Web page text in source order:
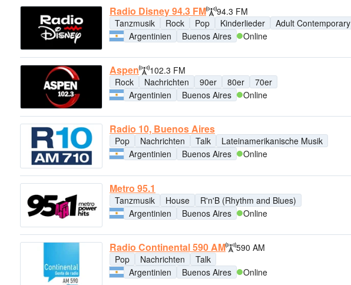
Radio Disney 94.3 FM
94.3 FM
Tanzmusik
Rock Pop Kinderlieder Adult Contemporary
Argentinien
Buenos Aires Online
Aspen
102.3 FM
Rock
Nachrichten 90er 80er
70er
Argentinien
Buenos Aires Online
Radio 10, Buenos Aires
Pop Nachrichten Talk
Lateinamerikanische Musik
Argentinien
Buenos Aires Online
Metro 95.1
Tanzmusik House
R'n'B (Rhythm and Blues)
Argentinien
Buenos Aires Online
Radio Continental 590 AM
590 AM
Pop
Nachrichten
Talk
Argentinien
Buenos Aires Online